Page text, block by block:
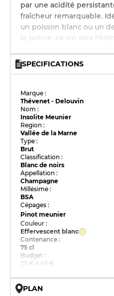
par une acidité
fraîcheur remarquable.
un poisson blanc ou un
le poivre, ce vin sera
SPECIFICATIONS
Marque :
Thévenet - Delouvin
Nom :
Insolite Meunier
Region :
Vallée de la Marne
Type :
Brut
Classification :
Blanc de noirs
Appellation :
Champagne
Millésime :
BSA
Cépages :
Pinot meunier
Couleur :
Effervescent blanc
Contenance :
75 cl
Budget :
25 € à 45 €
PLAN